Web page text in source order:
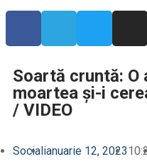
Soartă cruntă: O
moartea și-i
/ VIDEO
Socialianuarie 12, 2023